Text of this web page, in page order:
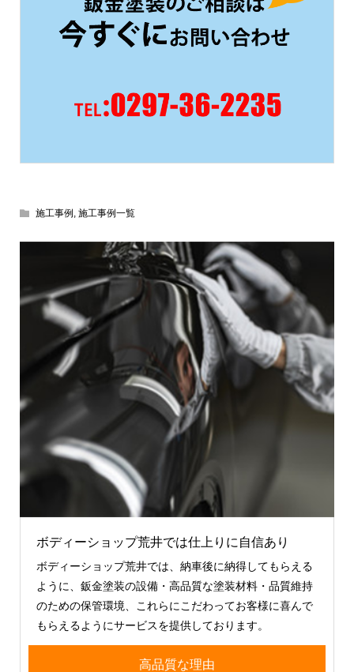
施工事例 , 施工事例一覧
ボディーショップ荒井では仕上りに自信あり
ボディーショップ荒井では、納車後に納得してもらえる
ように、鈑金塗装の設備・高品質な塗装材料・品質維持
のための保管環境、これらにこだわってお客様に喜んで
もらえるようにサービスを提供しております。
高品質な理由